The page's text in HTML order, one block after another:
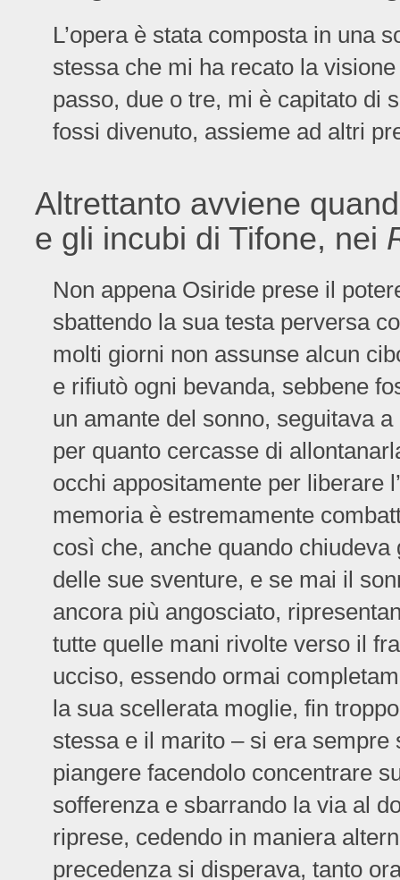
L’opera è stata composta in una
stessa che mi ha recato la
passo, due o tre, mi è capitato di
fossi divenuto, assieme ad altri
Altrettanto avviene
e gli incubi di Tifone, nei
Non appena Osiride prese il
sbattendo la sua testa perversa
molti giorni non assunse alcun
e rifiutò ogni bevanda, sebbene
un amante del sonno, seguitava
per quanto cercasse di
occhi appositamente per liberare
memoria è estremamente
così che, anche quando
delle sue sventure, e se mai il
ancora più angosciato,
tutte quelle mani rivolte verso il
ucciso, essendo ormai
la sua scellerata moglie, fin
stessa e il marito – si era
piangere facendolo concentrare
sofferenza e sbarrando la via al
riprese, cedendo in maniera
precedenza si disperava, tanto